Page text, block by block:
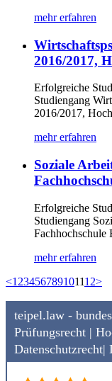
mehr erfahren
2016/2017,
Erfolgreiche
Studiengang
2016/2017,
mehr erfahren
Soziale
Erfolgreiche
Studiengang
Fachhochschule
mehr erfahren
<1 23456789101112>
teipel.law -
Prüfungsrecht |